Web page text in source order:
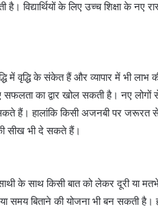
विद्यार्थियों के लिए उच्च शिक्षा के नए
वृद्धि के संकेत हैं और व्यापार में भी लाभ
का द्वार खोल सकती है। नए लोगों
हैं। हालांकि किसी अजनबी पर जरूरत से
सीख भी दे सकते हैं।
के साथ किसी बात को लेकर दूरी या
समय बिताने की योजना भी बन सकती है।